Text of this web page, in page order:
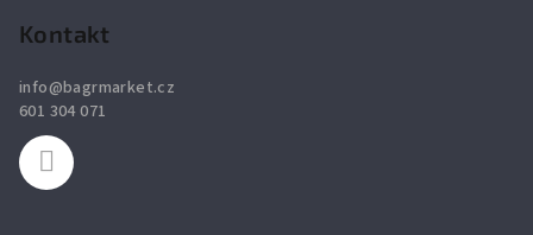
Kontakt
info@bagrmarket.cz
601 304 071